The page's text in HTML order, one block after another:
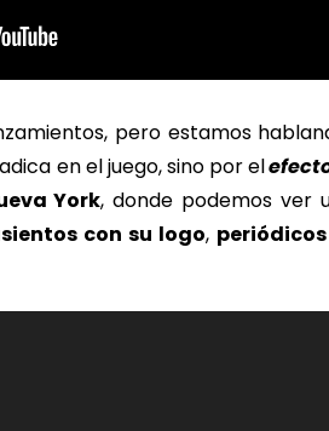
pero estamos
en el juego, sino por el
York, donde podemos ver
con su logo,